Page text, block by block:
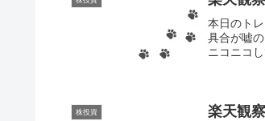
本日のト
具合が嘘
ニコニコ
株投資 楽天観